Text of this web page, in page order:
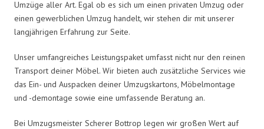
Umzüge aller Art. Egal ob es sich um einen privaten Umzug oder
einen gewerblichen Umzug handelt, wir stehen dir mit unserer
langjährigen Erfahrung zur Seite.
Unser umfangreiches Leistungspaket umfasst nicht nur den reinen
Transport deiner Möbel. Wir bieten auch zusätzliche Services wie
das Ein- und Auspacken deiner Umzugskartons, Möbelmontage
und -demontage sowie eine umfassende Beratung an.
Bei Umzugsmeister Scherer Bottrop legen wir großen Wert auf